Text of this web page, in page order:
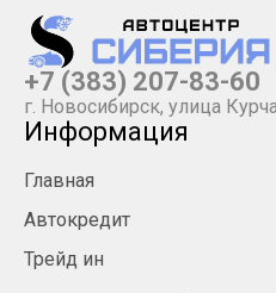
+7 (383) 207-83-60
г. Новосибирск, улица
Информация
Главная
Автокредит
Трейд ин